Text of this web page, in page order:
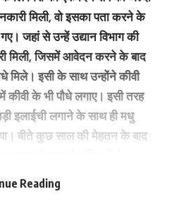
मिली, वो इसका पता करने के
जहां से उन्हें उद्यान विभाग की
मिली, जिसमें आवेदन करने के बाद
मिले। इसी के साथ उन्होंने कीवी
के भी पौधे लगाए। इसी तरह
इलाईची लगाने के साथ ही मधु
बीते कुछ साल की मेहतन के बाद
लगा रहे हैं। सहायक गतिविधि के रूप में
भी शुरू कर चुके हैं।
Reading